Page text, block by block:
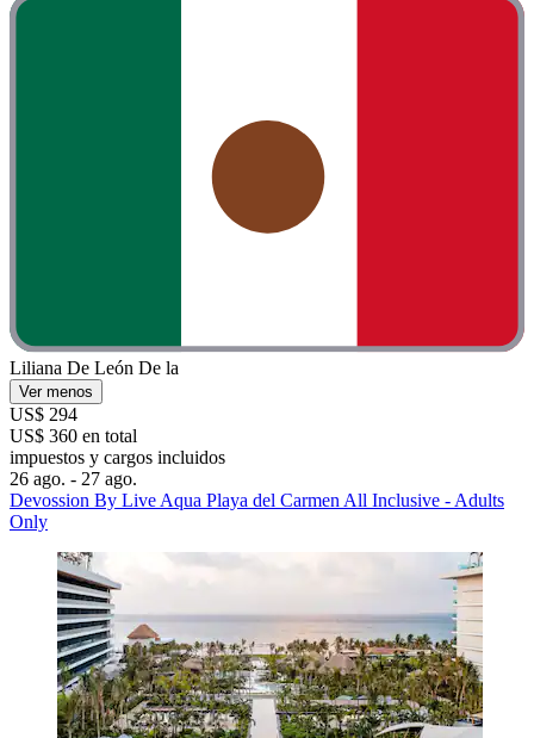
Liliana De León De la
Ver menos
US$ 294
US$ 360 en total
impuestos y cargos incluidos
26 ago. - 27 ago.
Devossion By Live Aqua Playa del Carmen All Inclusive - Adults
Only